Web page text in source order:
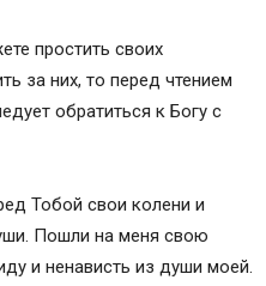
семью от врагов
случаи жизни
простить своих
за них, то перед чтением
обратиться к Богу с
Тобой свои колени и
Пошли на меня свою
и ненависть из души моей.